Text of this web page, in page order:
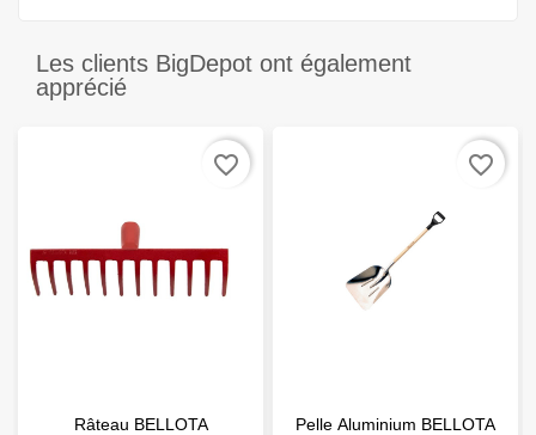
Les clients BigDepot ont également
apprécié
Râteau BELLOTA
favorite_border
Pelle Aluminium BELLOTA
favorite_border